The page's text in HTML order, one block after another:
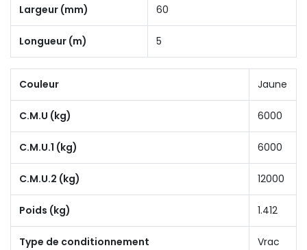
Largeur (mm) 60
Longueur (m) 5
Couleur Jaune
C.M.U (kg) 6000
C.M.U.1 (kg) 6000
C.M.U.2 (kg) 12000
Poids (kg) 1.412
Type de conditionnement Vrac